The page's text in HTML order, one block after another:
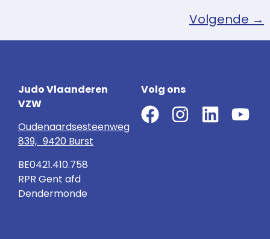
Volgende →
Judo Vlaanderen
VZW
Oudenaardsesteenweg
839, 9420 Burst
BE0421.410.758
RPR Gent afd
Dendermonde
Volg ons